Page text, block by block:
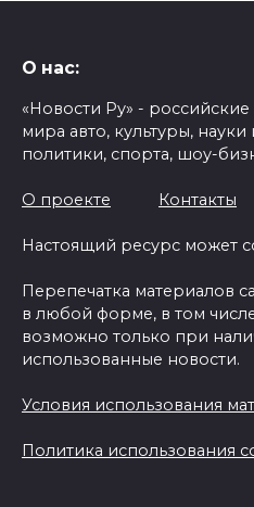
О нас:
«Новости Ру» -
мира авто, культуры,
политики, спорта, шоу-
О проекте Контакты
Настоящий ресурс может
Перепечатка материалов
в любой форме, в том
возможно только при
использованные новости.
Условия использования
Политика использования